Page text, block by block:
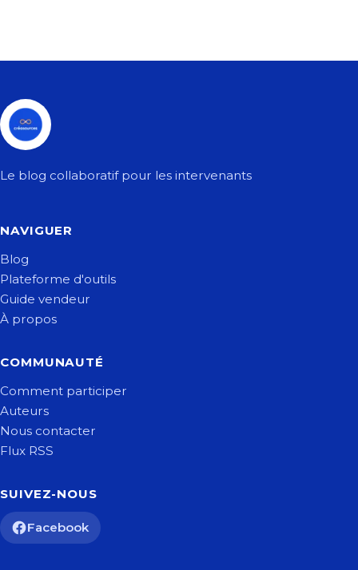
Le blog collaboratif pour les intervenants
NAVIGUER
Blog
Plateforme d'outils
Guide vendeur
À propos
COMMUNAUTÉ
Comment participer
Auteurs
Nous contacter
Flux RSS
SUIVEZ-NOUS
Facebook